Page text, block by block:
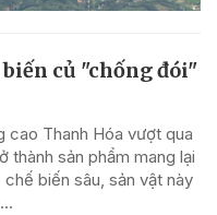
củ "chống đói"
cao Thanh Hóa vượt qua
thành sản phẩm mang lại
biến sâu, sản vật này